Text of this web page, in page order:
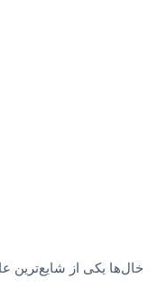
خال‌ها یکی از شایع‌ترین